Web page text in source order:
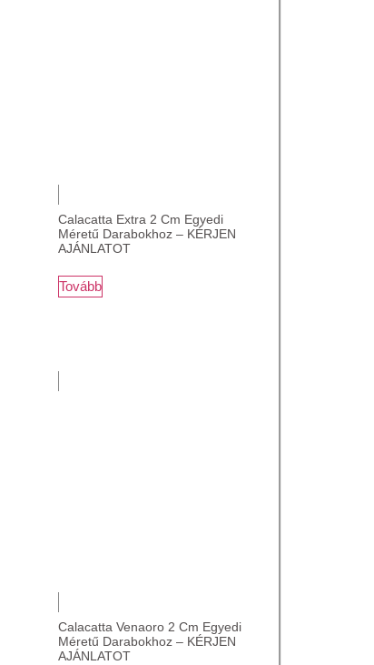
Calacatta Extra 2 Cm Egyedi
Méretű Darabokhoz – KÉRJEN
AJÁNLATOT
Tovább
Calacatta Venaoro 2 Cm Egyedi
Méretű Darabokhoz – KÉRJEN
AJÁNLATOT